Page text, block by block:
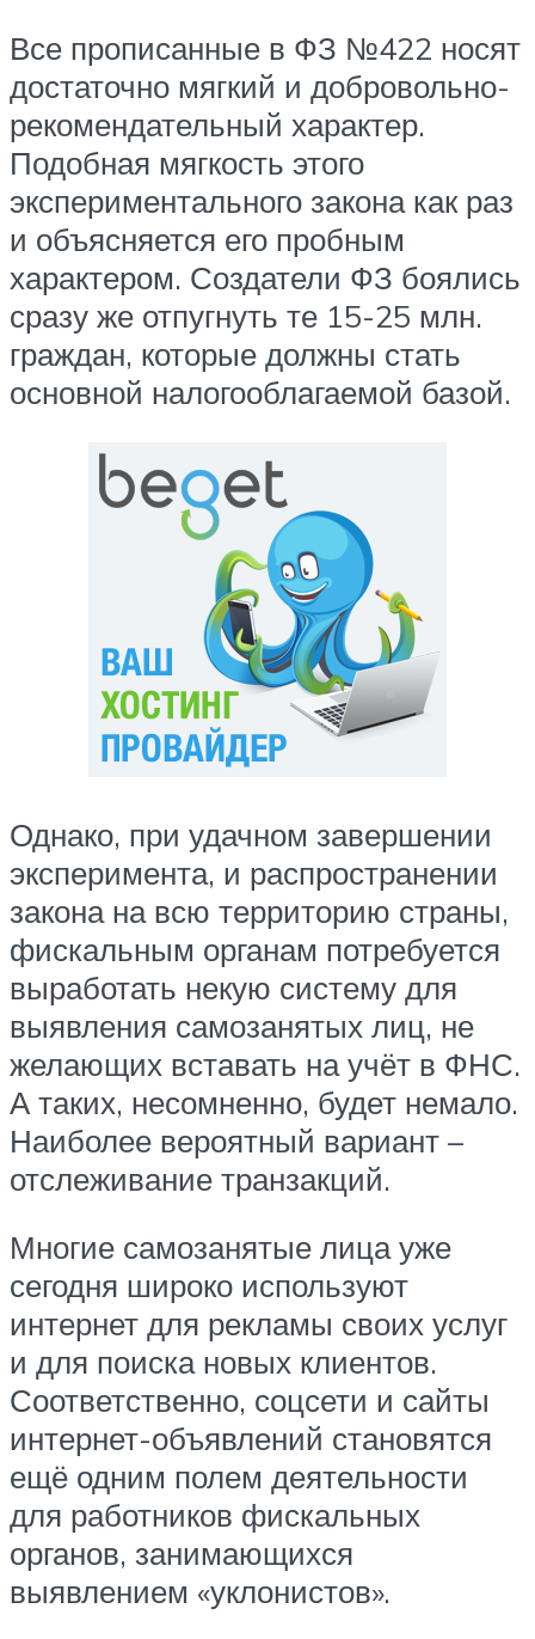
Все прописанные в ФЗ №422 носят
достаточно мягкий и добровольно-
рекомендательный характер.
Подобная мягкость этого
экспериментального закона как раз
и объясняется его пробным
характером. Создатели ФЗ боялись
сразу же отпугнуть те 15-25 млн.
граждан, которые должны стать
основной налогооблагаемой базой.
Однако, при удачном завершении
эксперимента, и распространении
закона на всю территорию страны,
фискальным органам потребуется
выработать некую систему для
выявления самозанятых лиц, не
желающих вставать на учёт в ФНС.
А таких, несомненно, будет немало.
Наиболее вероятный вариант –
отслеживание транзакций.
Многие самозанятые лица уже
сегодня широко используют
интернет для рекламы своих услуг
и для поиска новых клиентов.
Соответственно, соцсети и сайты
интернет-объявлений становятся
ещё одним полем деятельности
для работников фискальных
органов, занимающихся
выявлением «уклонистов».